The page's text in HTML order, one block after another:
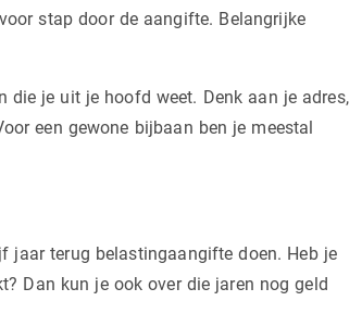
stap door de aangifte. Belangrijke
die je uit je hoofd weet. Denk aan je adres,
een gewone bijbaan ben je meestal
jaar terug belastingaangifte doen. Heb je
Dan kun je ook over die jaren nog geld